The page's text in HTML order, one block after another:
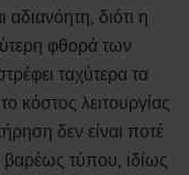
αδιανόητη, διότι η
φθορά των
ταχύτερα τα
κόστος λειτουργίας
δεν είναι ποτέ
βαρέως τύπου, ιδίως